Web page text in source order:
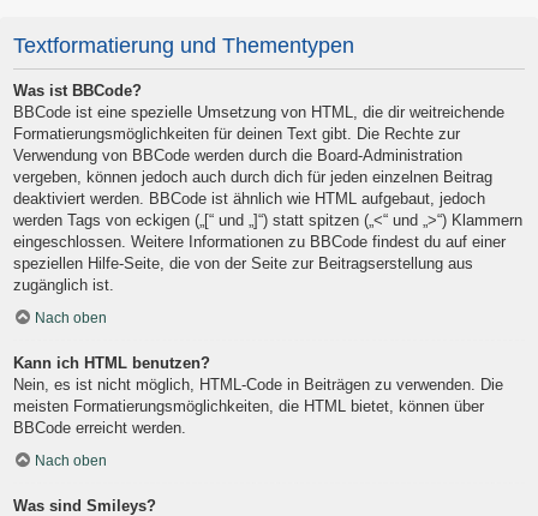
Textformatierung und Thementypen
Was ist BBCode?
BBCode ist eine spezielle Umsetzung von HTML, die dir weitreichende
Formatierungsmöglichkeiten für deinen Text gibt. Die Rechte zur
Verwendung von BBCode werden durch die Board-Administration
vergeben, können jedoch auch durch dich für jeden einzelnen Beitrag
deaktiviert werden. BBCode ist ähnlich wie HTML aufgebaut, jedoch
werden Tags von eckigen („[“ und „]“) statt spitzen („<“ und „>“) Klammern
eingeschlossen. Weitere Informationen zu BBCode findest du auf einer
speziellen Hilfe-Seite, die von der Seite zur Beitragserstellung aus
zugänglich ist.
Nach oben
Kann ich HTML benutzen?
Nein, es ist nicht möglich, HTML-Code in Beiträgen zu verwenden. Die
meisten Formatierungsmöglichkeiten, die HTML bietet, können über
BBCode erreicht werden.
Nach oben
Was sind Smileys?